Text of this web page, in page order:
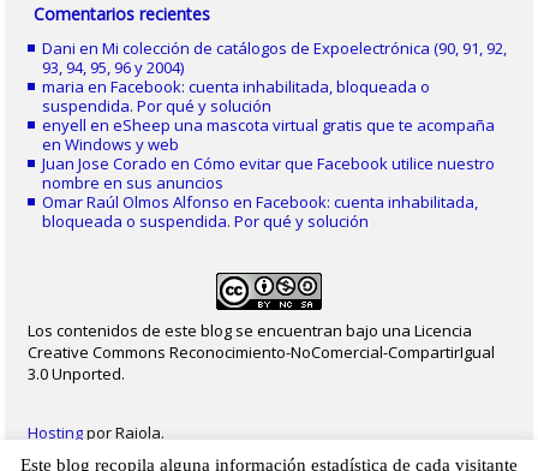
Comentarios recientes
Dani enMi colección de catálogos de Expoelectrónica (90, 91, 92,
93, 94, 95, 96 y 2004)
maria enFacebook: cuenta inhabilitada, bloqueada o
suspendida. Por qué y solución
enyell eneSheep una mascota virtual gratis que te acompaña
en Windows y web
Juan Jose Corado enCómo evitar que Facebook utilice nuestro
nombre en sus anuncios
Omar Raúl Olmos Alfonso enFacebook: cuenta inhabilitada,
bloqueada o suspendida. Por qué y solución
Los contenidos de este blog se encuentran bajo una Licencia
Creative Commons Reconocimiento-NoComercial-CompartirIgual
3.0 Unported.
Hostingpor Raiola.
Este blog recopila alguna información estadística de cada visitante